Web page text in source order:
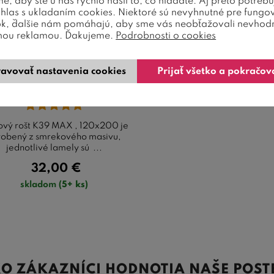
laťkový rošt K39
Max, 120x200cm
rošt K39 MAX , 120x200 je
z smrekového masivu,
jednotlivé lamely sú ...
32,00 €
skladom (5+ ks)
ZÁKAZNÍCI HODNOTIA NAŠE
s ukladaním cookies. Niektoré sú nevyhnutné pre
ďalšie nám pomáhajú, aby sme vás neobťažovali
reklamou. Ďakujeme. Podrobnosti o cookies
nastavenia cookies Prijať všetko a